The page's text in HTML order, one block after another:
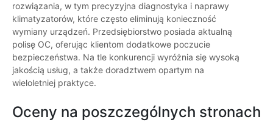
rozwiązania, w tym precyzyjna diagnostyka i naprawy
klimatyzatorów, które często eliminują konieczność
wymiany urządzeń. Przedsiębiorstwo posiada aktualną
polisę OC, oferując klientom dodatkowe poczucie
bezpieczeństwa. Na tle konkurencji wyróżnia się wysoką
jakością usług, a także doradztwem opartym na
wieloletniej praktyce.
Oceny na poszczególnych stronach